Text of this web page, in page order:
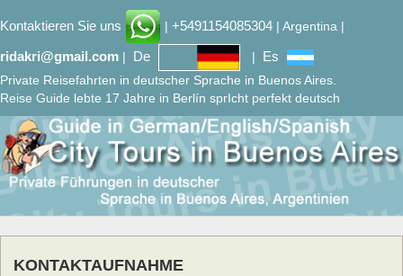
Kontaktieren Sie uns | +5491154085304 | Argentina |
ridakri@gmail.com | De | Es
Private Reisefahrten in deutscher Sprache in Buenos Aires.
Reise Guide lebte 17 Jahre in Berlín sprIcht perfekt deutsch
KONTAKTAUFNAHME